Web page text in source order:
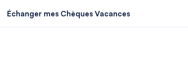
Échanger mes Chèques Vacances